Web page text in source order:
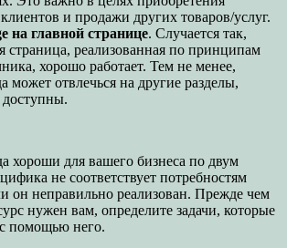
и продажи других товаров/услуг.
на главной странице. Случается так,
страница, реализованная по принципам
хорошо работает. Тем не менее,
может отвлечься на другие разделы,
хороши для вашего бизнеса по двум
не соответствует потребностям
он неправильно реализован. Прежде чем
нужен вам, определите задачи, которые
помощью него.